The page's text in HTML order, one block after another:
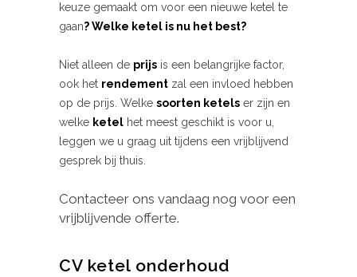
keuze gemaakt om voor een nieuwe ketel te
gaan? Welke ketel is nu het best?
Niet alleen de prijs is een belangrijke factor,
ook het rendement zal een invloed hebben
op de prijs. Welke soorten ketels er zijn en
welke ketel het meest geschikt is voor u,
leggen we u graag uit tijdens een vrijblijvend
gesprek bij thuis.
Contacteer ons vandaag nog voor een
vrijblijvende offerte.
CV ketel onderhoud